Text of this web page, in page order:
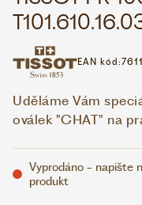
EAN kód:
Uděláme Vám
oválek "CHAT" na
Vyprodáno - napište
produkt